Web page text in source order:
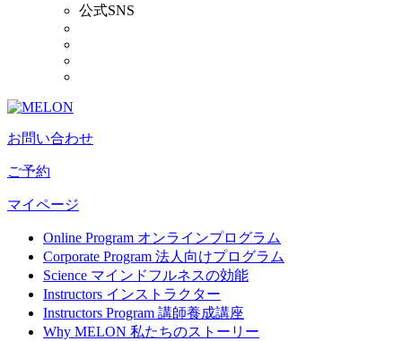
公式SNS
お問い合わせ
ご予約
マイページ
Online Program オンラインプログラム
Corporate Program 法人向けプログラム
Science マインドフルネスの効能
Instructors インストラクター
Instructors Program 講師養成講座
Why MELON 私たちのストーリー